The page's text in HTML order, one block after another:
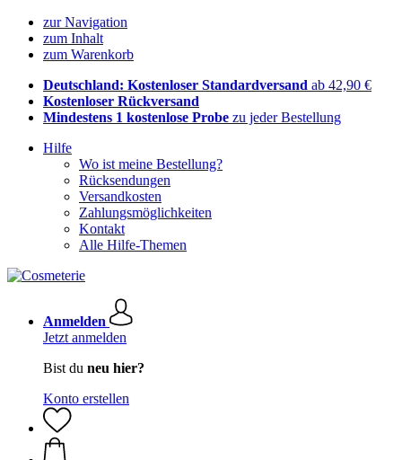
zur Navigation
zum Inhalt
zum Warenkorb
Deutschland: Kostenloser Standardversand ab 42,90 €
Kostenloser Rückversand
Mindestens 1 kostenlose Probe zu jeder Bestellung
Hilfe
Wo ist meine Bestellung?
Rücksendungen
Versandkosten
Zahlungsmöglichkeiten
Kontakt
Alle Hilfe-Themen
Anmelden
Jetzt anmelden
Bist du neu hier?
Konto erstellen